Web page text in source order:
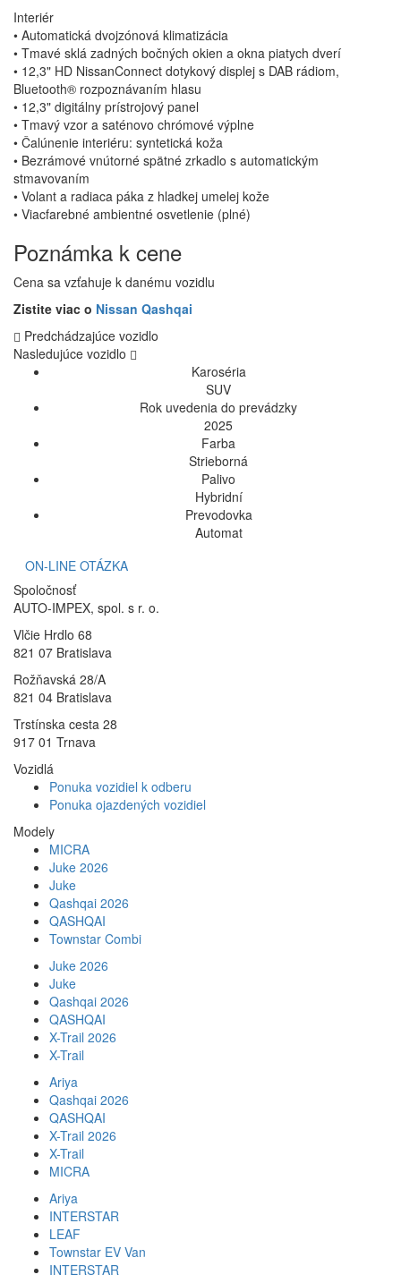
Interiér
• Automatická dvojzónová klimatizácia
• Tmavé sklá zadných bočných okien a okna piatych dverí
• 12,3" HD NissanConnect dotykový displej s DAB rádiom,
Bluetooth® rozpoznávaním hlasu
• 12,3" digitálny prístrojový panel
• Tmavý vzor a saténovo chrómové výplne
• Čalúnenie interiéru: syntetická koža
• Bezrámové vnútorné spätné zrkadlo s automatickým
stmavovaním
• Volant a radiaca páka z hladkej umelej kože
• Viacfarebné ambientné osvetlenie (plné)
Poznámka k cene
Cena sa vzťahuje k danému vozidlu
Zistite viac o Nissan Qashqai
Predchádzajúce vozidlo
Nasledujúce vozidlo
Karoséria
SUV
Rok uvedenia do prevádzky
2025
Farba
Strieborná
Palivo
Hybridní
Prevodovka
Automat
ON-LINE OTÁZKA
Spoločnosť
AUTO-IMPEX, spol. s r. o.
Vlčie Hrdlo 68
821 07 Bratislava
Rožňavská 28/A
821 04 Bratislava
Trstínska cesta 28
917 01 Trnava
Vozidlá
Ponuka vozidiel k odberu
Ponuka ojazdených vozidiel
Modely
MICRA
Juke 2026
Juke
Qashqai 2026
QASHQAI
Townstar Combi
Juke 2026
Juke
Qashqai 2026
QASHQAI
X-Trail 2026
X-Trail
Ariya
Qashqai 2026
QASHQAI
X-Trail 2026
X-Trail
MICRA
Ariya
INTERSTAR
LEAF
Townstar EV Van
INTERSTAR